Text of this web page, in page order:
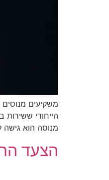
משקיעים
הייחודי ששירות
מנוסה הוא
הצעד